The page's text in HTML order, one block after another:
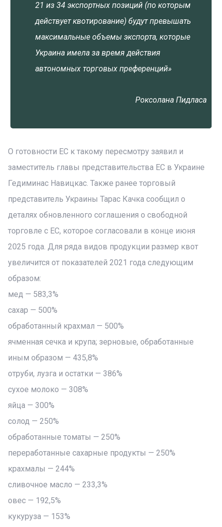
21 из 34 экспортных позиций (по которым
действует квотирование) будут превышать
максимальные объемы экспорта, которые
Украина имела за время действия
автономных торговых преференций»
Роксолана Пидласа
О готовности ЕС к такому пересмотру заявил и
заместитель главы представительства ЕС в Украине
Гедиминас Навицкас. Также ранее торговый
представитель Украины Тарас Качка сообщил о
деталях обновленного соглашения о свободной
торговле с ЕС, которое согласовали в конце июня
2025 года. Для ряда видов продукции размер квот
увеличится от показателей 2021 года следующим
образом:
мед — 583,3%
сахар — 500%
обработанный крахмал — 500%
ячменная сечка и крупа; зерновые, обработанные
иным образом — 435,8%
отруби, лузга и остатки — 386%
сухое молоко — 308%
яйца — 300%
солод — 250%
обработанные томаты — 250%
переработанные сахарные продукты — 250%
крахмалы — 244%
сливочное масло — 233,3%
овес — 192,5%
кукуруза — 153%